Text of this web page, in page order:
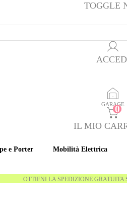
TOGGLE
GARAGE
IL MIO
e Porter Mobilità Elettrica
OTTIENI LA SPEDIZIONE GRATUITA